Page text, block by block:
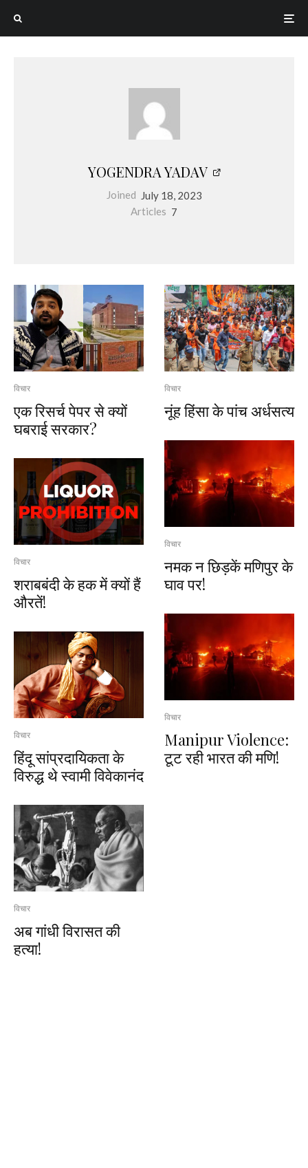
YOGENDRA YADAV
Joined
July 18, 2023
Articles 7
विचार
एक रिसर्च पेपर से क्यों
घबराई सरकार?
विचार
शराबबंदी के हक में क्यों हैं
औरतें!
विचार
हिंदू सांप्रदायिकता के
विरुद्ध थे स्वामी विवेकानंद
विचार
अब गांधी विरासत की
हत्या!
विचार
नूंह हिंसा के पांच अर्धसत्य
विचार
नमक न छिड़कें मणिपुर के
घाव पर!
विचार
Manipur Violence:
टूट रही भारत की मणि!